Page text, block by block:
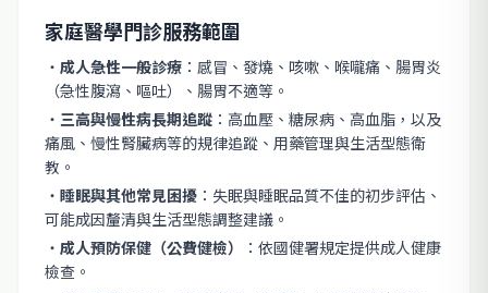
家庭醫學門診服務範圍
・ 成人急性一般診療 ：感冒、發燒、咳嗽、喉嚨痛、腸胃炎
（急性腹瀉、嘔吐）、腸胃不適等。
・ 三高與慢性病長期追蹤 ：高血壓、糖尿病、高血脂，以及
痛風、慢性腎臟病等的規律追蹤、用藥管理與生活型態衛
教。
・ 睡眠與其他常見困擾 ：失眠與睡眠品質不佳的初步評估、
可能成因釐清與生活型態調整建議。
・ 成人預防保健（公費健檢）
：依國健署規定提供成人健康
檢查。